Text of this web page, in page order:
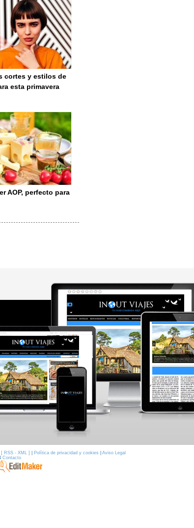
cortes y estilos de
esta primavera
AOP, perfecto para
[ RSS - XML ] Política de privacidad y cookies
Aviso Legal
Contacto